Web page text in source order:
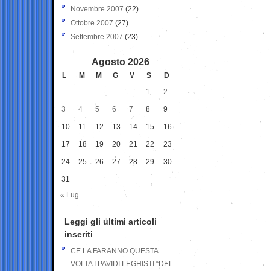
Novembre 2007 (22)
Ottobre 2007 (27)
Settembre 2007 (23)
Agosto 2026
L M M G V S
D
1
2
3 4 5 6 7 8 9
10 11 12 13 14 15 16
17 18 19 20 21 22 23
24 25 26 27 28 29 30
31
« Lug
Leggi gli ultimi articoli
inseriti
CE LA FARANNO QUESTA
VOLTA I PAVIDI LEGHISTI “DEL